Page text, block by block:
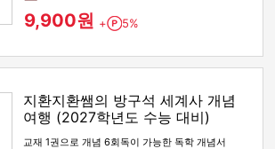
9,900원 + Point
5%
지환지환쌤의 방구석 세계사 개념
여행 (2027학년도 수능 대비)
교재 1권으로 개념 6회독이 가능한 독학 개념서